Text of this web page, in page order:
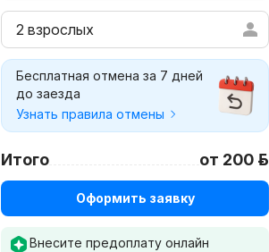
2 взрослых
Бесплатная отмена за 7 дней
до заезда
Узнать правила отмены
Итого от 200 р.
Оформить заявку
Внесите предоплату онлайн